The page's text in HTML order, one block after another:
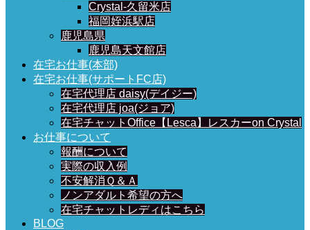
Crystal-久留米店
福岡姪浜駅店
鹿児島県
鹿児島天文館店
在宅お仕事(本部)
在宅お仕事(サポートFC店)
在宅代理店 daisy(デイジー)
在宅代理店 joa(ジョア)
在宅チャットOffice【Lesca】レスカーon Crystal
お仕事について
報酬について
実際の収入例
不安解消Ｑ＆Ａ
ノンアダルト希望の方へ
在宅チャットレディはこちら
BLOG